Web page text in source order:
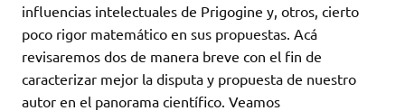
influencias intelectuales de Prigogine y, otros, cierto
poco rigor matemático en sus propuestas. Acá
revisaremos dos de manera breve con el fin de
caracterizar mejor la disputa y propuesta de nuestro
autor en el panorama científico. Veamos